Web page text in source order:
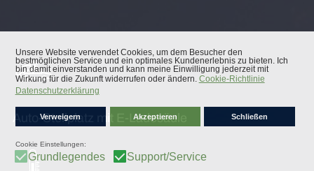
Auto-Stellplatz mit E-Ladesäule